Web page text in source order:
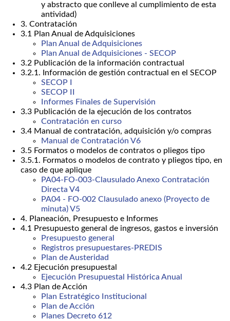
y abstracto que conlleve al cumplimiento de esta
antividad)
3. Contratación
3.1 Plan Anual de Adquisiciones
Plan Anual de Adquisiciones
Plan Anual de Adquisiciones - SECOP
3.2 Publicación de la información contractual
3.2.1. Información de gestión contractual en el SECOP
SECOP I
SECOP II
Informes Finales de Supervisión
3.3 Publicación de la ejecución de los contratos
Contratación en curso
3.4 Manual de contratación, adquisición y/o compras
Manual de Contratación V6
3.5 Formatos o modelos de contratos o pliegos tipo
3.5.1. Formatos o modelos de contrato y pliegos tipo, en
caso de que aplique
PA04-FO-003-Clausulado Anexo Contratación
Directa V4
PA04 - FO-002 Clausulado anexo (Proyecto de
minuta) V5
4. Planeación, Presupuesto e Informes
4.1 Presupuesto general de ingresos, gastos e inversión
Presupuesto general
Registros presupuestares-PREDIS
Plan de Austeridad
4.2 Ejecución presupuestal
Ejecución Presupuestal Histórica Anual
4.3 Plan de Acción
Plan Estratégico Institucional
Plan de Acción
Planes Decreto 612